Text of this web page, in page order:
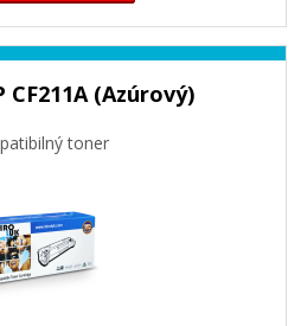
CF211A (Azúrový)
toner